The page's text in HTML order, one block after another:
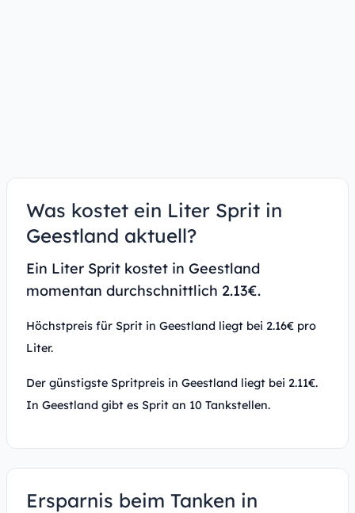
Was kostet ein Liter Sprit in
Geestland aktuell?
Ein Liter Sprit kostet in Geestland
momentan durchschnittlich 2.13€.
Höchstpreis für Sprit in Geestland liegt bei 2.16€ pro
Liter.
Der günstigste Spritpreis in Geestland liegt bei 2.11€.
In Geestland gibt es Sprit an 10 Tankstellen.
Ersparnis beim Tanken in